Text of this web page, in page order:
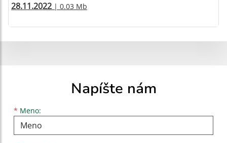
28.11.2022 | 0.03 Mb
Napíšte nám
* Meno:
Meno
Priezvisko
E-mailová adresa